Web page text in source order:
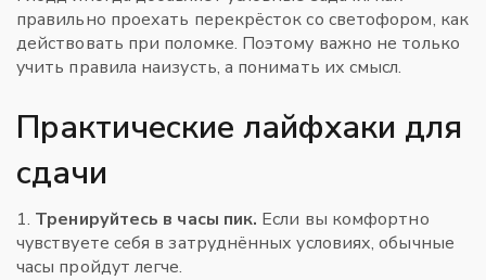
правильно проехать перекрёсток со светофором, как
действовать при поломке. Поэтому важно не только
учить правила наизусть, а понимать их смысл.
Практические лайфхаки для
сдачи
1. Тренируйтесь в часы пик. Если вы комфортно
чувствуете себя в затруднённых условиях, обычные
часы пройдут легче.